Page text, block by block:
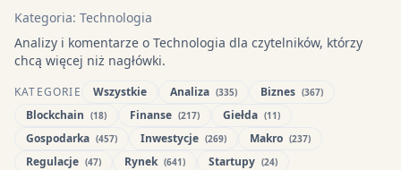
Kategoria: Technologia
Analizy i komentarze o Technologia dla czytelników, którzy
chcą więcej niż nagłówki.
KATEGORIE Wszystkie Analiza (335) Biznes (367)
Blockchain (18) Finanse (217) Giełda (11)
Gospodarka (457) Inwestycje (269) Makro (237)
Regulacje (47) Rynek (641) Startupy (24)